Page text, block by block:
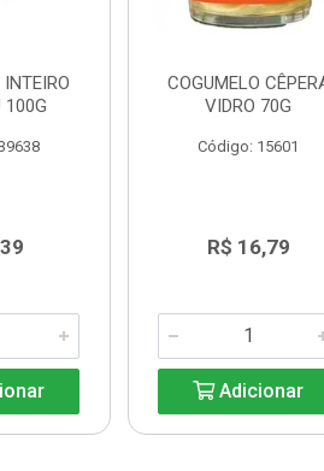
100G
COGUMELO
VIDRO 70G
Código: 15601
R$ 16,79
Adicionar